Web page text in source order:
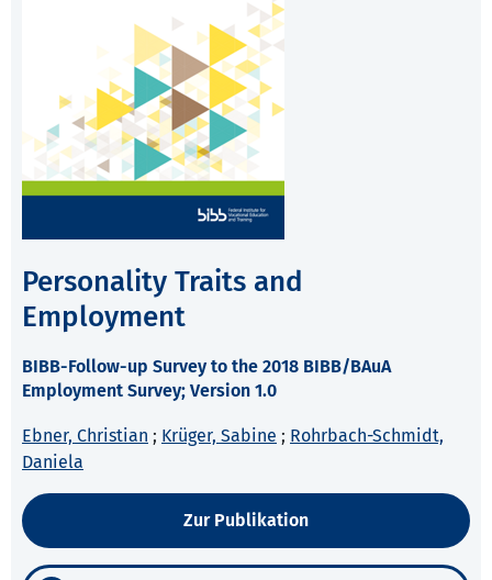
Personality Traits and
Employment
BIBB-Follow-up Survey to the 2018 BIBB/BAuA
Employment Survey; Version 1.0
Ebner, Christian ; Krüger, Sabine ; Rohrbach-Schmidt,
Daniela
Zur Publikation